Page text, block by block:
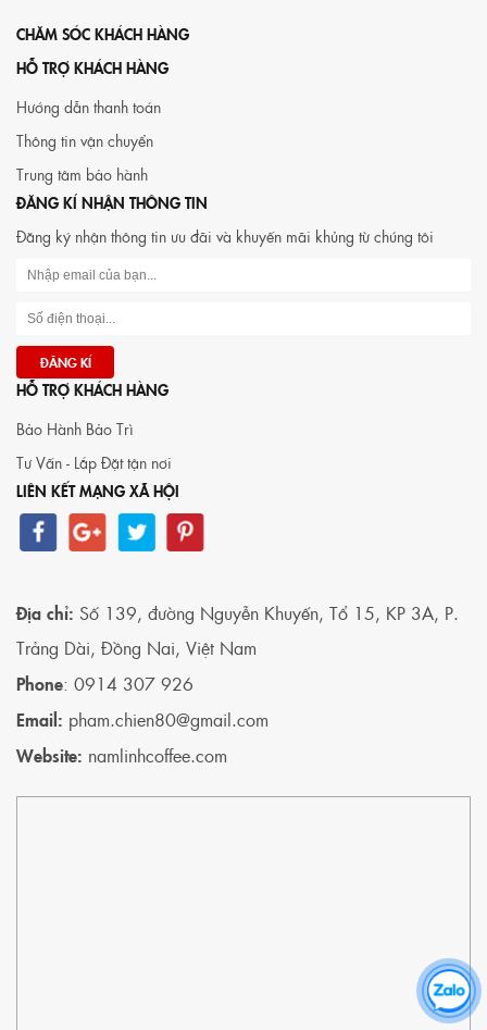
CHĂM SÓC KHÁCH HÀNG
HỖ TRỢ KHÁCH HÀNG
Hướng dẫn thanh toán
Thông tin vận chuyển
Trung tâm bảo hành
ĐĂNG KÍ NHẬN THÔNG TIN
Đăng ký nhận thông tin ưu đãi và khuyến mãi khủng từ chúng tôi
HỖ TRỢ KHÁCH HÀNG
Bảo Hành Bảo Trì
Tư Vấn - Lắp Đặt tận nơi
LIÊN KẾT MẠNG XÃ HỘI
Địa chỉ: Số 139, đường Nguyễn Khuyến, Tổ 15, KP 3A, P.
Trảng Dài, Đồng Nai, Việt Nam
Phone: 0914 307 926
Email: pham.chien80@gmail.com
Website: namlinhcoffee.com